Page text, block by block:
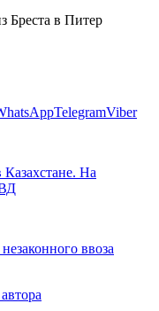
TelegramViber
На
ввоза